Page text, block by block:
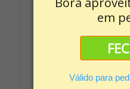
em
Válido para